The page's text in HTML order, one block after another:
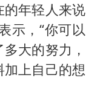
年轻人来说
示，“你可以
大的努力，
上自己的想